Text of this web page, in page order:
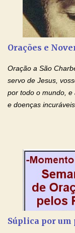
ajudando-me e eu
Glória… Amável
e entediante para
agradável. Espera
esforço maior em
santidade. Glória…
Filho, que foi
de te...
Orações e
Oração a São
servo de Jesus,
por todo o mundo, e
e doenças
Queremos sempre
e invocar-vos como
bem de nossas
aqueles que
Deus, admirável
Charbel seguir o
e a força para fazer
Súplica por um